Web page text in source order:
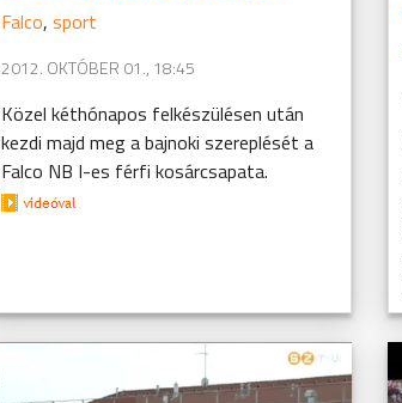
Falco, sport
2012. OKTÓBER 01., 18:45
Közel kéthónapos felkészülésen után
kezdi majd meg a bajnoki szereplését a
Falco NB I-es férfi kosárcsapata.